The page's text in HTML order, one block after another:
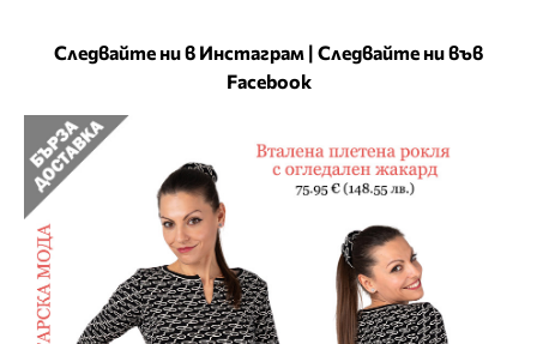
Следвайте ни в Инстаграм | Следвайте ни във
Facebook